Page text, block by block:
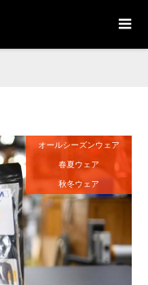
オールシーズンウェア
春夏ウェア
秋冬ウェア